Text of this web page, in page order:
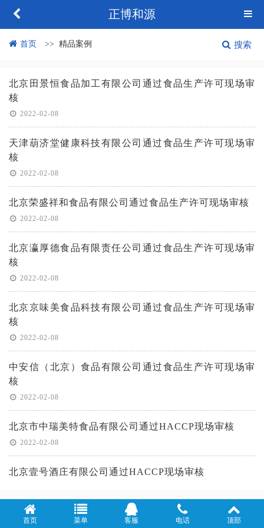
正博和源
首页 精品案例 搜索
北京田景恒食品加工有限公司通过食品生产许可现场审
核
2022-02-08
天津葫济堂健康科技有限公司通过食品生产许可现场审
核
2022-02-08
北京荣盛祥和食品有限公司通过食品生产许可现场审核
2022-02-08
北京瀛厚德食品有限责任公司通过食品生产许可现场审
核
2022-02-08
北京京味美食品科技有限公司通过食品生产许可现场审
核
2022-02-08
中安信（北京）食品有限公司通过食品生产许可现场审
核
2022-02-08
北京市中瑞美特食品有限公司通过HACCP现场审核
2022-02-08
北京壹号酒庄有限公司通过HACCP现场审核
首页 菜单 客服 电话 顶部